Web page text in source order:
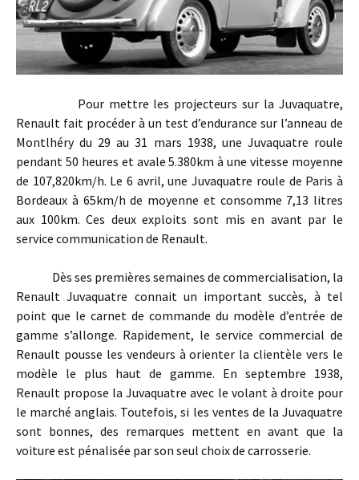
Pour mettre les projecteurs sur la Juvaquatre,
Renault fait procéder à un test d’endurance sur l’anneau de
Montlhéry du 29 au 31 mars 1938, une Juvaquatre roule
pendant 50 heures et avale 5.380km à une vitesse moyenne
de 107,820km/h. Le 6 avril, une Juvaquatre roule de Paris à
Bordeaux à 65km/h de moyenne et consomme 7,13 litres
aux 100km. Ces deux exploits sont mis en avant par le
service communication de Renault.
Dès ses premières semaines de commercialisation, la
Renault Juvaquatre connait un important succès, à tel
point que le carnet de commande du modèle d’entrée de
gamme s’allonge. Rapidement, le service commercial de
Renault pousse les vendeurs à orienter la clientèle vers le
modèle le plus haut de gamme. En septembre 1938,
Renault propose la Juvaquatre avec le volant à droite pour
le marché anglais. Toutefois, si les ventes de la Juvaquatre
sont bonnes, des remarques mettent en avant que la
voiture est pénalisée par son seul choix de carrosserie.